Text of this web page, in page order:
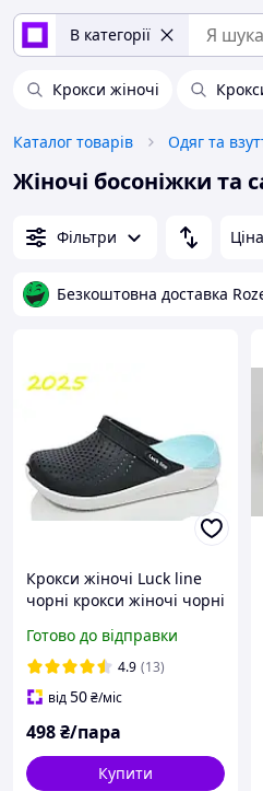
В категорії
Крокси жіночі
Каталог товарів Одяг та
Жіночі босоніжки та
Фільтри Ціна
Безкоштовна доставка
Крокси жіночі Luck line
чорні крокси жіночі чорні
женские черные,
подошва пвх
Готово до відправки
4.9 (13)
від50₴/міс
498₴/пара
Купити